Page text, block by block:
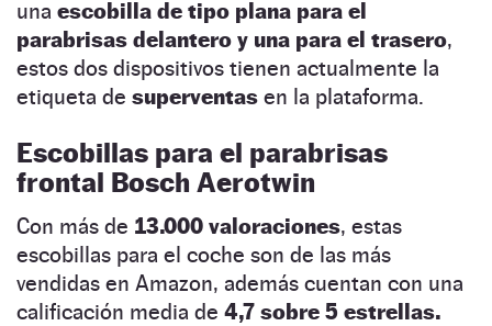
una escobilla de tipo plana para el
parabrisas delantero y una para el trasero,
estos dos dispositivos tienen actualmente la
etiqueta de superventas en la plataforma.
Escobillas para el parabrisas
frontal Bosch Aerotwin
Con más de 13.000 valoraciones, estas
escobillas para el coche son de las más
vendidas en Amazon, además cuentan con una
calificación media de 4,7 sobre 5 estrellas.